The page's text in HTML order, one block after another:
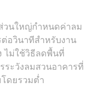
วนใหญ่กำหนดค่าลม
ต่อวินาทีสำหรับงาน
ไม่ใช้วิธีลดพื้นที่
ระวังลมสวนอาคารที่
ดยรวมต่ำ